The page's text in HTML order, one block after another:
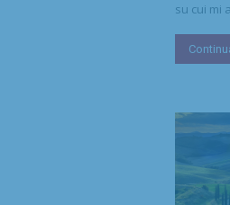
su cui mi